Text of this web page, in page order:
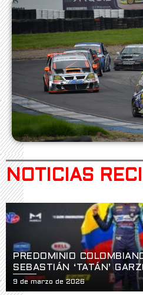
NOTICIAS
PREDOMINIO
SEBASTIÁN ‘TATÁN’
HISTÓRICO EN LA
EN ST. PETERSBURG
9 de marzo de 2026